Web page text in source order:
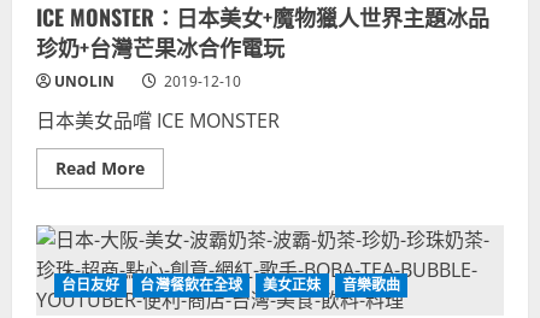
茶
4
款-
MONSTER
可
立-
品
牌
口
較
魔
術
師-
波
霸
珠
奶
茶-
東
京
街
頭-
貢
茶
撲
ICE MONSTER：日本美女+魔物獵人世界主題冰品
珍奶+台灣芒果冰合作電玩
UNOLIN 2019-12-10
日本美女品嚐 ICE MONSTER
Read MoreRead
more
MONSTER：
日
本
美
女
台日友好 台灣餐飲在全球 美女正妹 音樂歌曲